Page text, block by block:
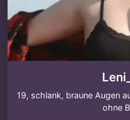
19, schlank, braune Augen
ohne